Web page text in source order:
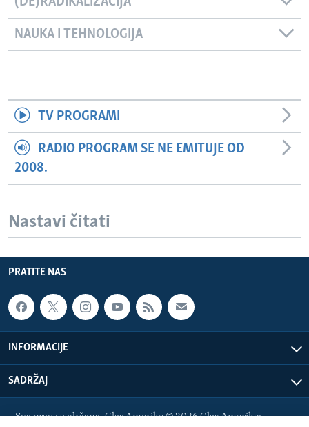
NAUKA I TEHNOLOGIJA
TV PROGRAMI
RADIO PROGRAM SE NE EMITUJE OD
2008.
Nastavi čitati
PRATITE NAS
INFORMACIJE
SADRŽAJ
Sva prava zadržana. Glas Amerike © 2026 Glas Amerike: